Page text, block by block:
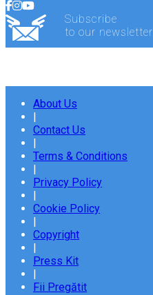
Subscribe
to our newsletter
About Us
|
Contact Us
|
Terms & Conditions
|
Privacy Policy
|
Cookie Policy
|
Copyright
|
Press Kit
|
Fii Pregătit